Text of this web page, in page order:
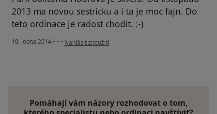
2013 ma novou sestricku a i ta je moc fajn. Do
teto ordinace je radost chodit. :-)
10. ledna 2014 • • • podle názoru uživatele Váš účet byl odstraněn
Nahlásit zneužití
Pomáhají vám názory rozhodovat o tom,